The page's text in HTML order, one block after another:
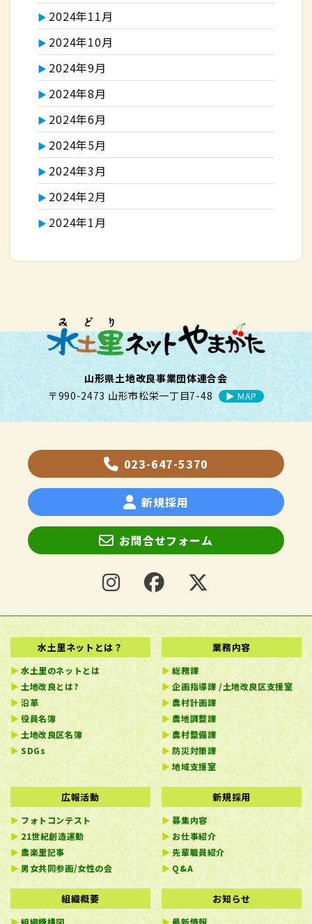
2024年11月
2024年10月
2024年9月
2024年8月
2024年6月
2024年5月
2024年3月
2024年2月
2024年1月
山形県土地改良事業団体連合会
〒990-2473 山形市松栄一丁目7-48
▶︎ MAP
023-647-5370
新規採用
お問合せフォーム
水土里ネットとは？
水土里のネットとは
土地改良とは?
沿革
役員名簿
土地改良区名簿
SDGs
業務内容
総務課
企画指導課 /土地改良区支援室
農村計画課
農地調整課
農村整備課
防災対策課
地域支援室
広報活動
フォトコンテスト
21世紀創造運動
農楽里記事
男女共同参画/女性の会
新規採用
募集内容
お仕事紹介
先輩職員紹介
Q&A
組織概要 お知らせ